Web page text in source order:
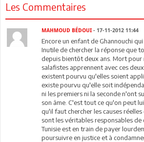
Les Commentaires
MAHMOUD BÉDOUI - 17-11-2012 11:44
Encore un enfant de Ghannouchi
Inutile de chercher la réponse que
depuis bientôt deux ans. Mort pour
salafistes apprennent avec ces
existent pourvu qu'elles soient
existe pourvu qu'elle soit
ni les premiers ni la seconde n'ont
son âme. C'est tout ce qu'on peut
qu'il faut chercher les causes
sont les véritables responsables de
Tunisie est en train de payer
poursuivre en justice et à